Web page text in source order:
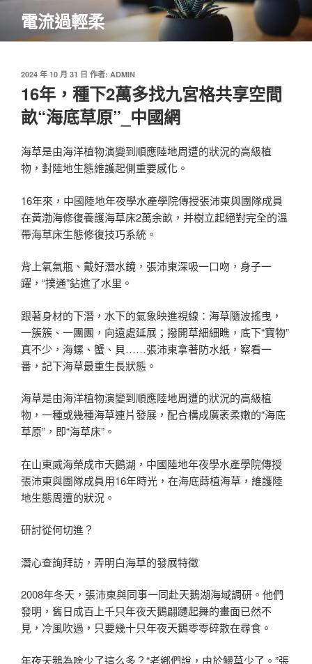
主
電流過輕柔
發
於
2024 年 10 月 31 日 作者: ADMIN
16年，種下2萬多找九宮格共享空間
畝“海底草原”_中國網
海草是由海洋植物演變到順應陸地周遭的狀況的高級植
物，對陸地生態維護起側重要感化。
16年來，中國陸地年夜學水產學院傳授張沛東與團隊成員
在黃渤海修復養護海草床2萬余畝，并樹立起絕對完全的溫
帶海草床生態修復技巧系統。
背上氧氣瓶、戴好潛水鏡，張沛東深吸一口吻，身子一
躍，“撲通”鉆進了水里。
跟著身材的下潛，水下的氣象映進視線：海草隨波搖曳，
一簇簇、一團團，向遠處延展；撥開草細細瞧，底下“寶物”
真不少，海螺、蟹、貝……張沛東拿著防水紙，察看一
番，記下海草最重生長狀態。
海草是由海洋植物演變到順應陸地周遭的狀況的高級植
物，一種或幾種海草連片發展，配合構成廣袤柔嫩的“海底
草原”，即“海草床”。
在山東威海榮成市天鵝湖，中國陸地年夜學水產學院傳授
張沛東與團隊成員用16年時光，在海底蒔植海草，維護陸
地生態周遭的狀況。
研討從何切進？
潛心查詢拜訪，弄明白海草的發展特徵
2008年冬天，張沛東與同事一同赴天鵝湖海域調研。他們
發明，舊日成百上千只年夜天鵝翩躚起舞的畫面已然不
見，冷風吹過，只要幾十只年夜天鵝零零碎散在尋食。
年夜天鵝為啥少了這么多？“老鄉們說，由於鰻草少了。”張